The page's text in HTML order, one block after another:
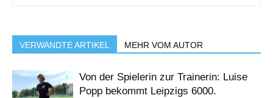
VERWANDTE ARTIKEL MEHR VOM AUTOR
Von der Spielerin zur Trainerin: Luise
Popp bekommt Leipzigs 6000.